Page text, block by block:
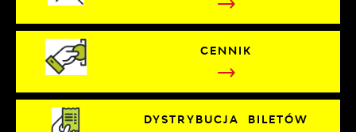
CENNIK
DYSTRYBUCJA BILETÓW